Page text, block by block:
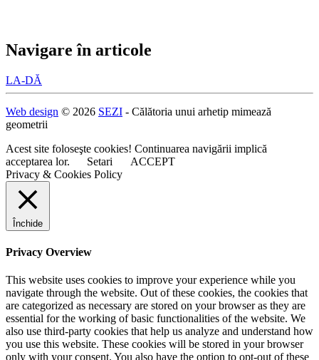
Navigare în articole
LA-DĂ
Web design © 2026 SEZI - Călătoria unui arhetip mimează
geometrii
Acest site foloseşte cookies! Continuarea navigării implică
acceptarea lor.
Setari
ACCEPT
Privacy & Cookies Policy
Închide
Privacy Overview
This website uses cookies to improve your experience while you
navigate through the website. Out of these cookies, the cookies that
are categorized as necessary are stored on your browser as they are
essential for the working of basic functionalities of the website. We
also use third-party cookies that help us analyze and understand how
you use this website. These cookies will be stored in your browser
only with your consent. You also have the option to opt-out of these